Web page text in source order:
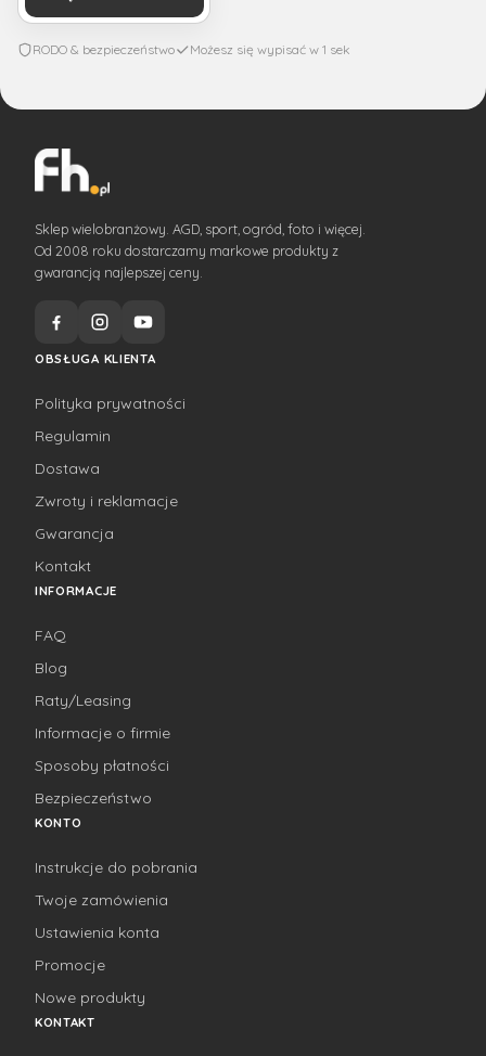
RODO & bezpieczeństwo Możesz się wypisać w 1 sek
Sklep wielobranżowy. AGD, sport, ogród, foto i więcej.
Od 2008 roku dostarczamy markowe produkty z
gwarancją najlepszej ceny.
OBSŁUGA KLIENTA
Polityka prywatności
Regulamin
Dostawa
Zwroty i reklamacje
Gwarancja
Kontakt
INFORMACJE
FAQ
Blog
Raty/Leasing
Informacje o firmie
Sposoby płatności
Bezpieczeństwo
KONTO
Instrukcje do pobrania
Twoje zamówienia
Ustawienia konta
Promocje
Nowe produkty
KONTAKT